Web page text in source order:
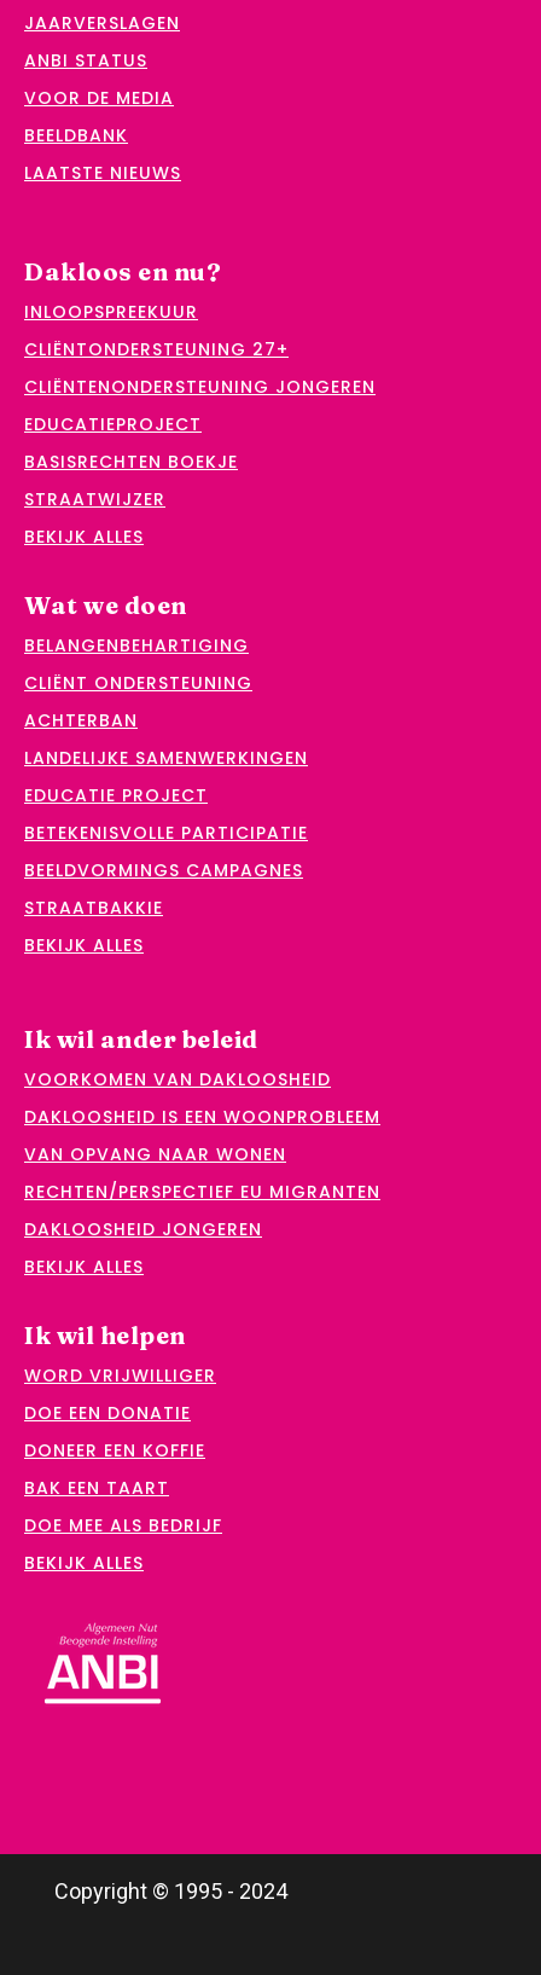
JAARVERSLAGEN
ANBI STATUS
VOOR DE MEDIA
BEELDBANK
LAATSTE NIEUWS
Dakloos en nu?
INLOOPSPREEKUUR
CLIËNTONDERSTEUNING 27+
CLIËNTENONDERSTEUNING JONGEREN
EDUCATIEPROJECT
BASISRECHTEN BOEKJE
STRAATWIJZER
BEKIJK ALLES
Wat we doen
BELANGENBEHARTIGING
CLIËNT ONDERSTEUNING
ACHTERBAN
LANDELIJKE SAMENWERKINGEN
EDUCATIE PROJECT
BETEKENISVOLLE PARTICIPATIE
BEELDVORMINGS CAMPAGNES
STRAATBAKKIE
BEKIJK ALLES
Ik wil ander beleid
VOORKOMEN VAN DAKLOOSHEID
DAKLOOSHEID IS EEN WOONPROBLEEM
VAN OPVANG NAAR WONEN
RECHTEN/PERSPECTIEF EU MIGRANTEN
DAKLOOSHEID JONGEREN
BEKIJK ALLES
Ik wil helpen
WORD VRIJWILLIGER
DOE EEN DONATIE
DONEER EEN KOFFIE
BAK EEN TAART
DOE MEE ALS BEDRIJF
BEKIJK ALLES
Copyright © 1995 - 2024